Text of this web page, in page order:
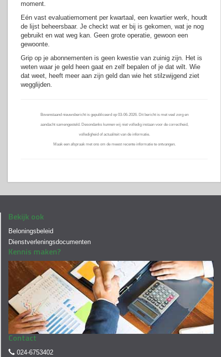
moment.
Eén vast evaluatiemoment per kwartaal, een kwartier werk, houdt
de lijst beheersbaar. Je checkt wat er bij is gekomen, wat je nog
gebruikt en wat weg kan. Geen grote operatie, gewoon een
gewoonte.
Grip op je abonnementen is geen kwestie van zuinig zijn. Het is
weten waar je geld heen gaat en zelf bepalen of je dat wilt. Wie
dat weet, heeft meer aan zijn geld dan wie het stilzwijgend ziet
wegglijden.
Bovenstaand nieuwsbericht is gepubliceerd op 03-06-2026. Dit bericht is met veel zorg en
aandacht samengesteld. Desondanks kunnen wij niet volledig instaan voor de correctheid,
volledigheid of actualiteit van de informatie.
Maak een afspraak met ons om de meest recente informatie te ontvangen.
Bekijk ook
Beloningsbeleid
Dienstverleningsdocumenten
Kennis maken?
Contact
024-6753402